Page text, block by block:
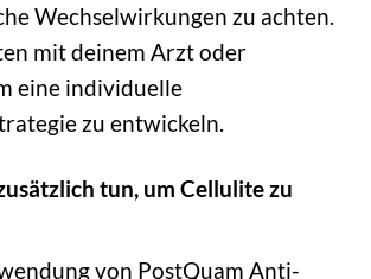
Wechselwirkungen zu achten.
mit deinem Arzt oder
eine individuelle
zu entwickeln.
tun, um Cellulite zu
von PostQuam Anti-